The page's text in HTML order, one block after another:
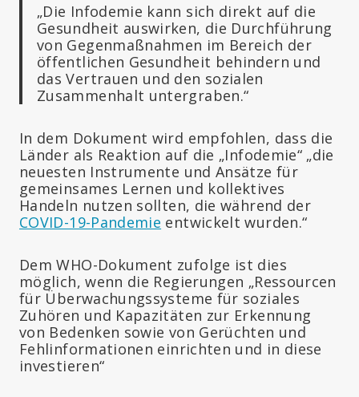
„Die Infodemie kann sich direkt auf die
Gesundheit auswirken, die Durchführung
von Gegenmaßnahmen im Bereich der
öffentlichen Gesundheit behindern und
das Vertrauen und den sozialen
Zusammenhalt untergraben.“
In dem Dokument wird empfohlen, dass die
Länder als Reaktion auf die „Infodemie“ „die
neuesten Instrumente und Ansätze für
gemeinsames Lernen und kollektives
Handeln nutzen sollten, die während der
COVID-19-Pandemie entwickelt wurden.“
Dem WHO-Dokument zufolge ist dies
möglich, wenn die Regierungen „Ressourcen
für Überwachungssysteme für soziales
Zuhören und Kapazitäten zur Erkennung
von Bedenken sowie von Gerüchten und
Fehlinformationen einrichten und in diese
investieren“